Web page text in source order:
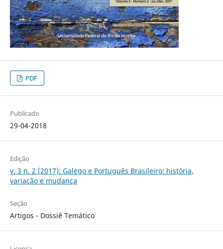
PDF
Publicado
29-04-2018
Edição
v. 3 n. 2 (2017): Galego e Português Brasileiro: história,
variação e mudança
Seção
Artigos - Dossiê Temático